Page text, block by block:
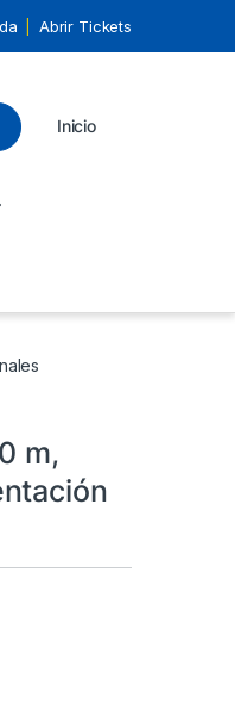
Abrir Tickets
Inicio
m,